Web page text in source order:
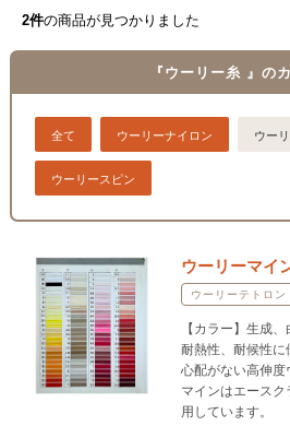
2件の商品が見つかりました
『ウーリー糸 』の
全て ウーリーナイロン ウー
ウーリースピン
ウーリーマイ
ウーリーテトロン
【カラー】生成
耐熱性、耐候性
心配がない高伸度
マインはエース
用しています。